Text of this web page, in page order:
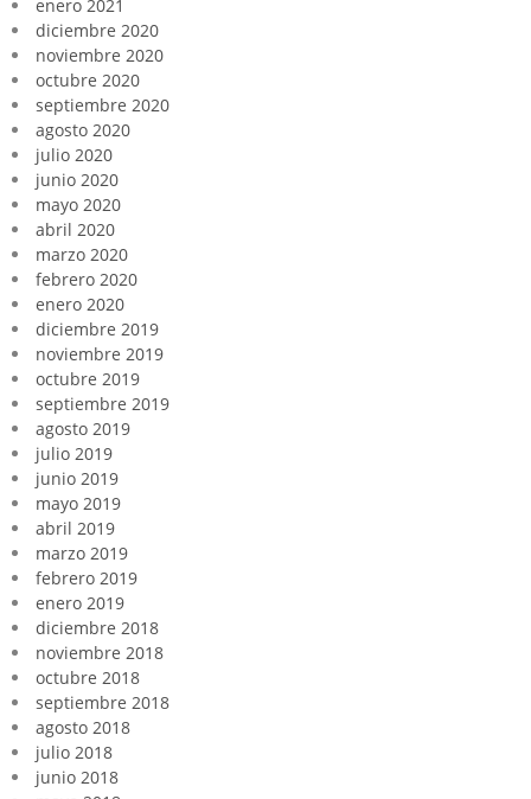
enero 2021
diciembre 2020
noviembre 2020
octubre 2020
septiembre 2020
agosto 2020
julio 2020
junio 2020
mayo 2020
abril 2020
marzo 2020
febrero 2020
enero 2020
diciembre 2019
noviembre 2019
octubre 2019
septiembre 2019
agosto 2019
julio 2019
junio 2019
mayo 2019
abril 2019
marzo 2019
febrero 2019
enero 2019
diciembre 2018
noviembre 2018
octubre 2018
septiembre 2018
agosto 2018
julio 2018
junio 2018